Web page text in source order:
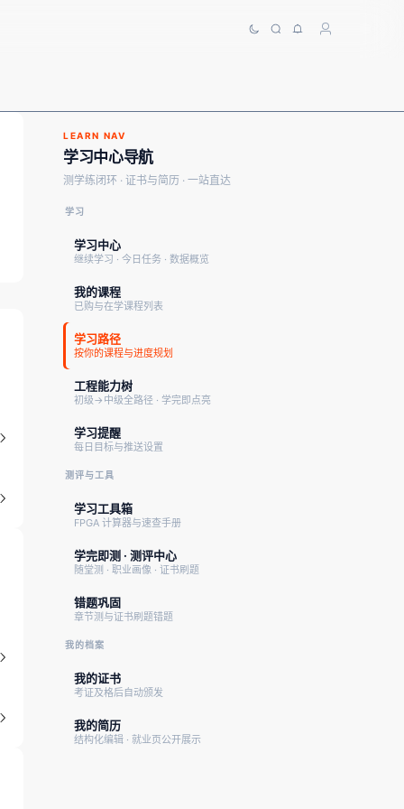
LEARN NAV
学习中心导航
测学练闭环 · 证书与简历 · 一站直达
学习
学习中心
继续学习 · 今日任务 · 数据概览
我的课程
已购与在学课程列表
学习路径
按你的课程与进度规划
工程能力树
初级→中级全路径 · 学完即点亮
学习提醒
每日目标与推送设置
测评与工具
学习工具箱
FPGA 计算器与速查手册
学完即测 · 测评中心
随堂测 · 职业画像 · 证书刷题
错题巩固
章节测与证书刷题错题
我的档案
我的证书
考证及格后自动颁发
我的简历
结构化编辑 · 就业页公开展示